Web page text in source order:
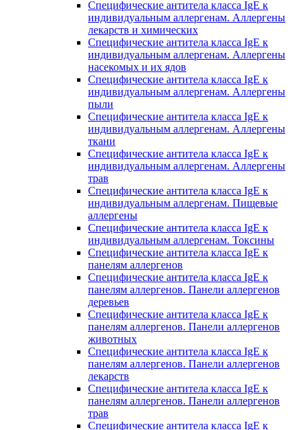
Специфические антитела класса IgE к
индивидуальным аллергенам. Аллергены
лекарств и химических
Специфические антитела класса IgE к
индивидуальным аллергенам. Аллергены
насекомых и их ядов
Специфические антитела класса IgE к
индивидуальным аллергенам. Аллергены
пыли
Специфические антитела класса IgE к
индивидуальным аллергенам. Аллергены
ткани
Специфические антитела класса IgE к
индивидуальным аллергенам. Аллергены
трав
Специфические антитела класса IgE к
индивидуальным аллергенам. Пищевые
аллергены
Специфические антитела класса IgE к
индивидуальным аллергенам. Токсины
Специфические антитела класса IgE к
панелям аллергенов
Специфические антитела класса IgE к
панелям аллергенов. Панели аллергенов
деревьев
Специфические антитела класса IgE к
панелям аллергенов. Панели аллергенов
животных
Специфические антитела класса IgE к
панелям аллергенов. Панели аллергенов
лекарств
Специфические антитела класса IgE к
панелям аллергенов. Панели аллергенов
трав
Специфические антитела класса IgE к